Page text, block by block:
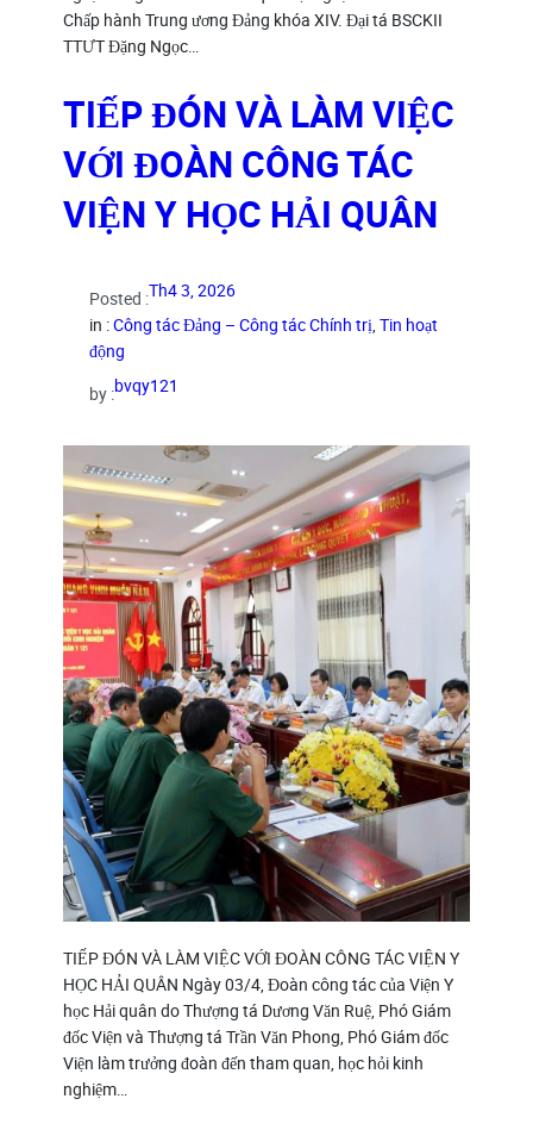
Chấp hành Trung ương Đảng khóa XIV. Đại tá BSCKII
TTƯT Đặng Ngọc…
TIẾP ĐÓN VÀ LÀM VIỆC
VỚI ĐOÀN CÔNG TÁC
VIỆN Y HỌC HẢI QUÂN
Posted :Th4 3, 2026
in :Công tác Đảng – Công tác Chính trị , Tin hoạt
động
by :bvqy121
TIẾP ĐÓN VÀ LÀM VIỆC VỚI ĐOÀN CÔNG TÁC VIỆN Y
HỌC HẢI QUÂN Ngày 03/4, Đoàn công tác của Viện Y
học Hải quân do Thượng tá Dương Văn Ruệ, Phó Giám
đốc Viện và Thượng tá Trần Văn Phong, Phó Giám đốc
Viện làm trưởng đoàn đến tham quan, học hỏi kinh
nghiệm…